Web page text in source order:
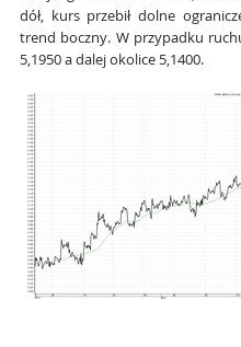
dół, kurs przebił dolne
trend boczny. W przypadku
5,1950 a dalej okolice 5,1400.